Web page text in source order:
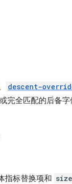
descent-
完全匹配的后备
指标替换项和